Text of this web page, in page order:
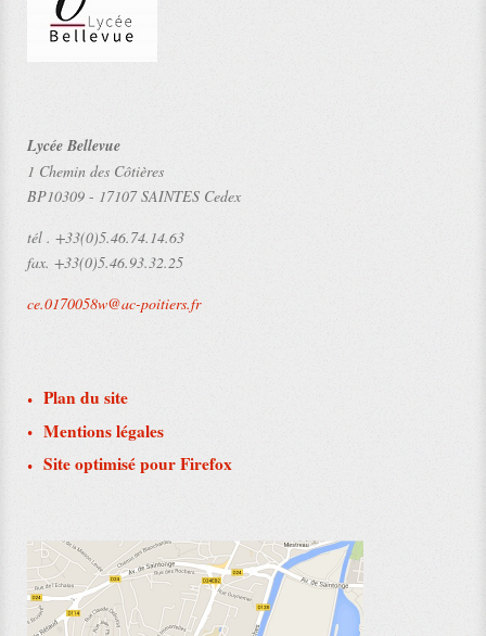
Lycée Bellevue
1 Chemin des Côtières
BP10309 - 17107 SAINTES Cedex
tél . +33(0)5.46.74.14.63
fax. +33(0)5.46.93.32.25
ce.0170058w@ac-poitiers.fr
Plan du site
Mentions légales
Site optimisé pour Firefox